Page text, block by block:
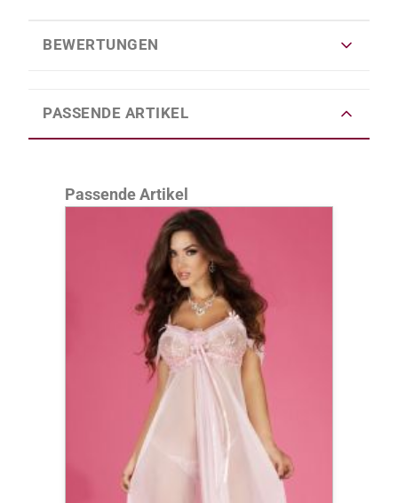
BEWERTUNGEN
PASSENDE ARTIKEL
Produktgalerie überspringen
Passende Artikel